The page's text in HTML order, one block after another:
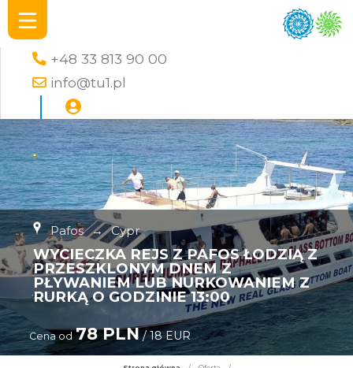
+48 33 813 90 00
info@tu1.pl
Pafos → Cypr
WYCIECZKA REJS Z PAFOS ŁODZIĄ Z
PRZESZKLONYM DNEM Z
PŁYWANIEM LUB NURKOWANIEM Z
RURKĄ O GODZINIE 13:00
Cena od 78 PLN/ 18 EUR